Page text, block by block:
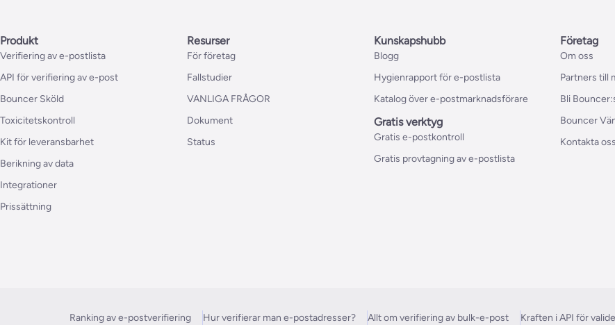
Produkt
Verifiering av e-postlista
API för verifiering av e-post
Bouncer Sköld
Toxicitetskontroll
Kit för leveransbarhet
Berikning av data
Integrationer
Prissättning
Resurser
För företag
Fallstudier
VANLIGA FRÅGOR
Dokument
Status
Kunskapshubb
Blogg
Hygienrapport för e-postlista
Katalog över e-postmarknadsförare
Gratis verktyg
Gratis e-postkontroll
Gratis provtagning av e-postlista
Företag
Om oss
Partners till
Bli
Bouncer
Kontakta oss
Ranking av e-postverifiering Hur verifierar man e-postadresser? Allt om verifiering av bulk-e-post Kraften i API för